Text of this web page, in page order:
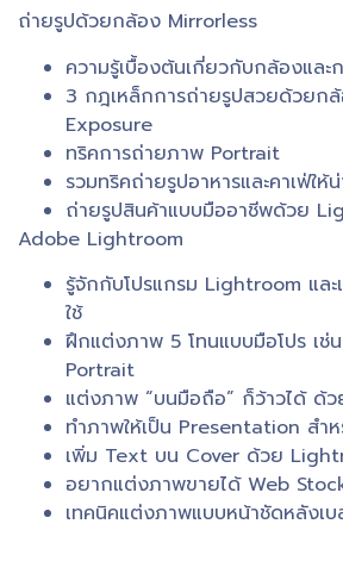
ถ่ายรูปด้วยกล้อง Mirrorless
ความรู้เบื้องต้นเกี่ยวกับกล้องและ
3 กฎเหล็กการถ่ายรูปสวยด้วยก
Exposure
ทริคการถ่ายภาพ Portrait
รวมทริคถ่ายรูปอาหารและคาเฟ่ให้
ถ่ายรูปสินค้าแบบมืออาชีพด้วย
Adobe Lightroom
รู้จักกับโปรแกรม Lightroom แล
ใช้
ฝึกแต่งภาพ 5 โทนแบบมือโปร เช่
Portrait
แต่งภาพ “บนมือถือ” ก็ว้าวได้ ด้
ทำภาพให้เป็น Presentation สำ
เพิ่ม Text บน Cover ด้วย
อยากแต่งภาพขายได้ Web
เทคนิคแต่งภาพแบบหน้าชัดหลังเบ